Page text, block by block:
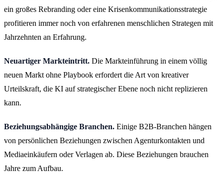
ein großes Rebranding oder eine Krisenkommunikationsstrategie
profitieren immer noch von erfahrenen menschlichen Strategen mit
Jahrzehnten an Erfahrung.
Neuartiger Markteintritt. Die Markteinführung in einem völlig
neuen Markt ohne Playbook erfordert die Art von kreativer
Urteilskraft, die KI auf strategischer Ebene noch nicht replizieren
kann.
Beziehungsabhängige Branchen. Einige B2B-Branchen hängen
von persönlichen Beziehungen zwischen Agenturkontakten und
Mediaeinkäufern oder Verlagen ab. Diese Beziehungen brauchen
Jahre zum Aufbau.